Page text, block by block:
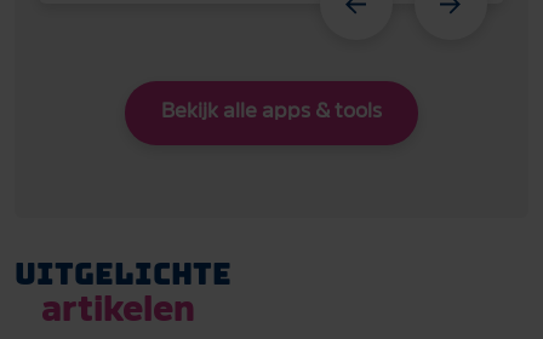
Bekijk alle apps & tools
Uitgelichte
artikelen